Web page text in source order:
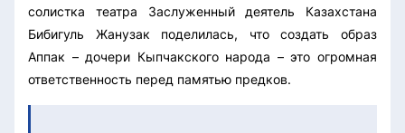
солистка театра Заслуженный деятель Казахстана
Бибигуль Жанузак поделилась, что создать образ
Аппак – дочери Кыпчакского народа – это огромная
ответственность перед памятью предков.